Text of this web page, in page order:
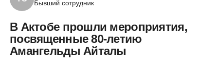
Бывший сотрудник
В Актобе прошли мероприятия,
посвященные 80-летию
Амангельды Айталы